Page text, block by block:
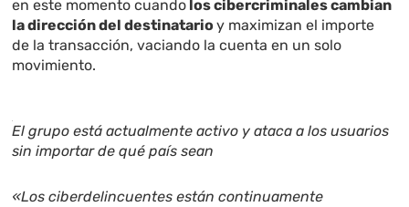
en este momento cuando los cibercriminales cambian
la dirección del destinatarioy maximizan el importe
de la transacción, vaciando la cuenta en un solo
movimiento.
El grupo está actualmente activo y ataca a los usuarios
sin importar de qué país sean
«Los ciberdelincuentes están continuamente